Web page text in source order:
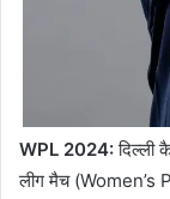
WPL 2024:दिल्ली
लीग मैच (Women’s